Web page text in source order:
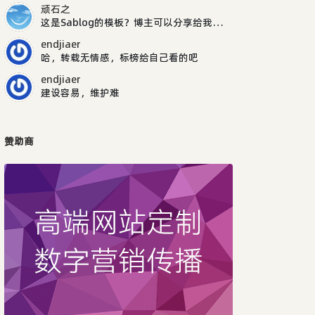
顽石之
这是Sablog的模板？博主可以分享给我吗，谢谢
endjiaer
哈，转载无情感，标榜给自己看的吧
endjiaer
建设容易，维护难
赞助商